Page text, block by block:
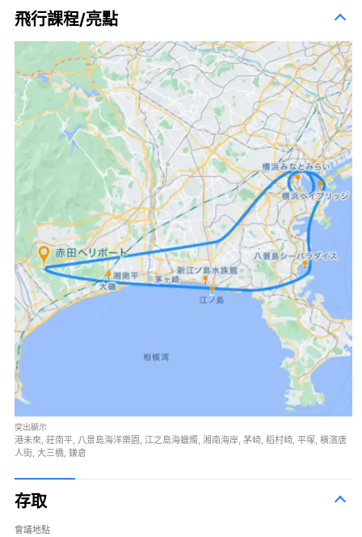
飛行課程/亮點
突出顯示
港未來, 莊南平, 八景島海洋樂園, 江之島海蠟燭, 湘南海岸, 茅崎, 稻村崎, 平塚, 橫濱唐
人街, 大三橋, 鎌倉
存取
會議地點